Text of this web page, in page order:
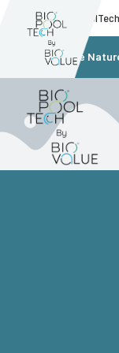
BioValue BioPoolTech
Piscine